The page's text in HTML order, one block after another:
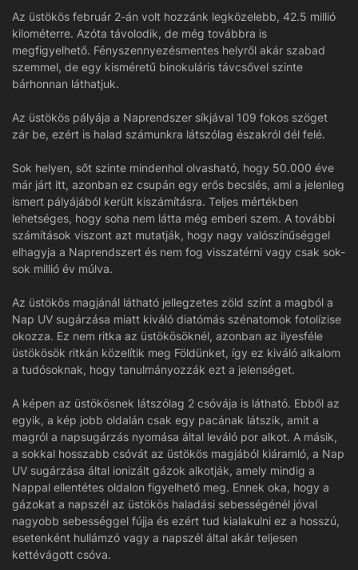
Az üstökös február 2-án volt hozzánk legközelebb, 42.5 millió
kilométerre. Azóta távolodik, de még továbbra is
megfigyelhető. Fényszennyezésmentes helyről akár szabad
szemmel, de egy kisméretű binokuláris távcsővel szinte
bárhonnan láthatjuk.
Az üstökös pályája a Naprendszer síkjával 109 fokos szöget
zár be, ezért is halad számunkra látszólag északról dél felé.
Sok helyen, sőt szinte mindenhol olvasható, hogy 50.000 éve
már járt itt, azonban ez csupán egy erős becslés, ami a jelenleg
ismert pályájából került kiszámításra. Teljes mértékben
lehetséges, hogy soha nem látta még emberi szem. A további
számítások viszont azt mutatják, hogy nagy valószínűséggel
elhagyja a Naprendszert és nem fog visszatérni vagy csak sok-
sok millió év múlva.
Az üstökös magjánál látható jellegzetes zöld színt a magból a
Nap UV sugárzása miatt kiváló diatómás szénatomok fotolízise
okozza. Ez nem ritka az üstökösöknél, azonban az ilyesféle
üstökösök ritkán közelítik meg Földünket, így ez kiváló alkalom
a tudósoknak, hogy tanulmányozzák ezt a jelenséget.
A képen az üstökösnek látszólag 2 csóvája is látható. Ebből az
egyik, a kép jobb oldalán csak egy pacának látszik, amit a
magról a napsugárzás nyomása által leváló por alkot. A másik,
a sokkal hosszabb csóvát az üstökös magjából kiáramló, a Nap
UV sugárzása által ionizált gázok alkotják, amely mindig a
Nappal ellentétes oldalon figyelhető meg. Ennek oka, hogy a
gázokat a napszél az üstökös haladási sebességénél jóval
nagyobb sebességgel fújja és ezért tud kialakulni ez a hosszú,
esetenként hullámzó vagy a napszél által akár teljesen
kettévágott csóva.